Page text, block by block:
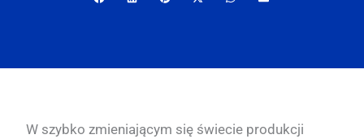
W szybko zmieniającym się świecie produkcji